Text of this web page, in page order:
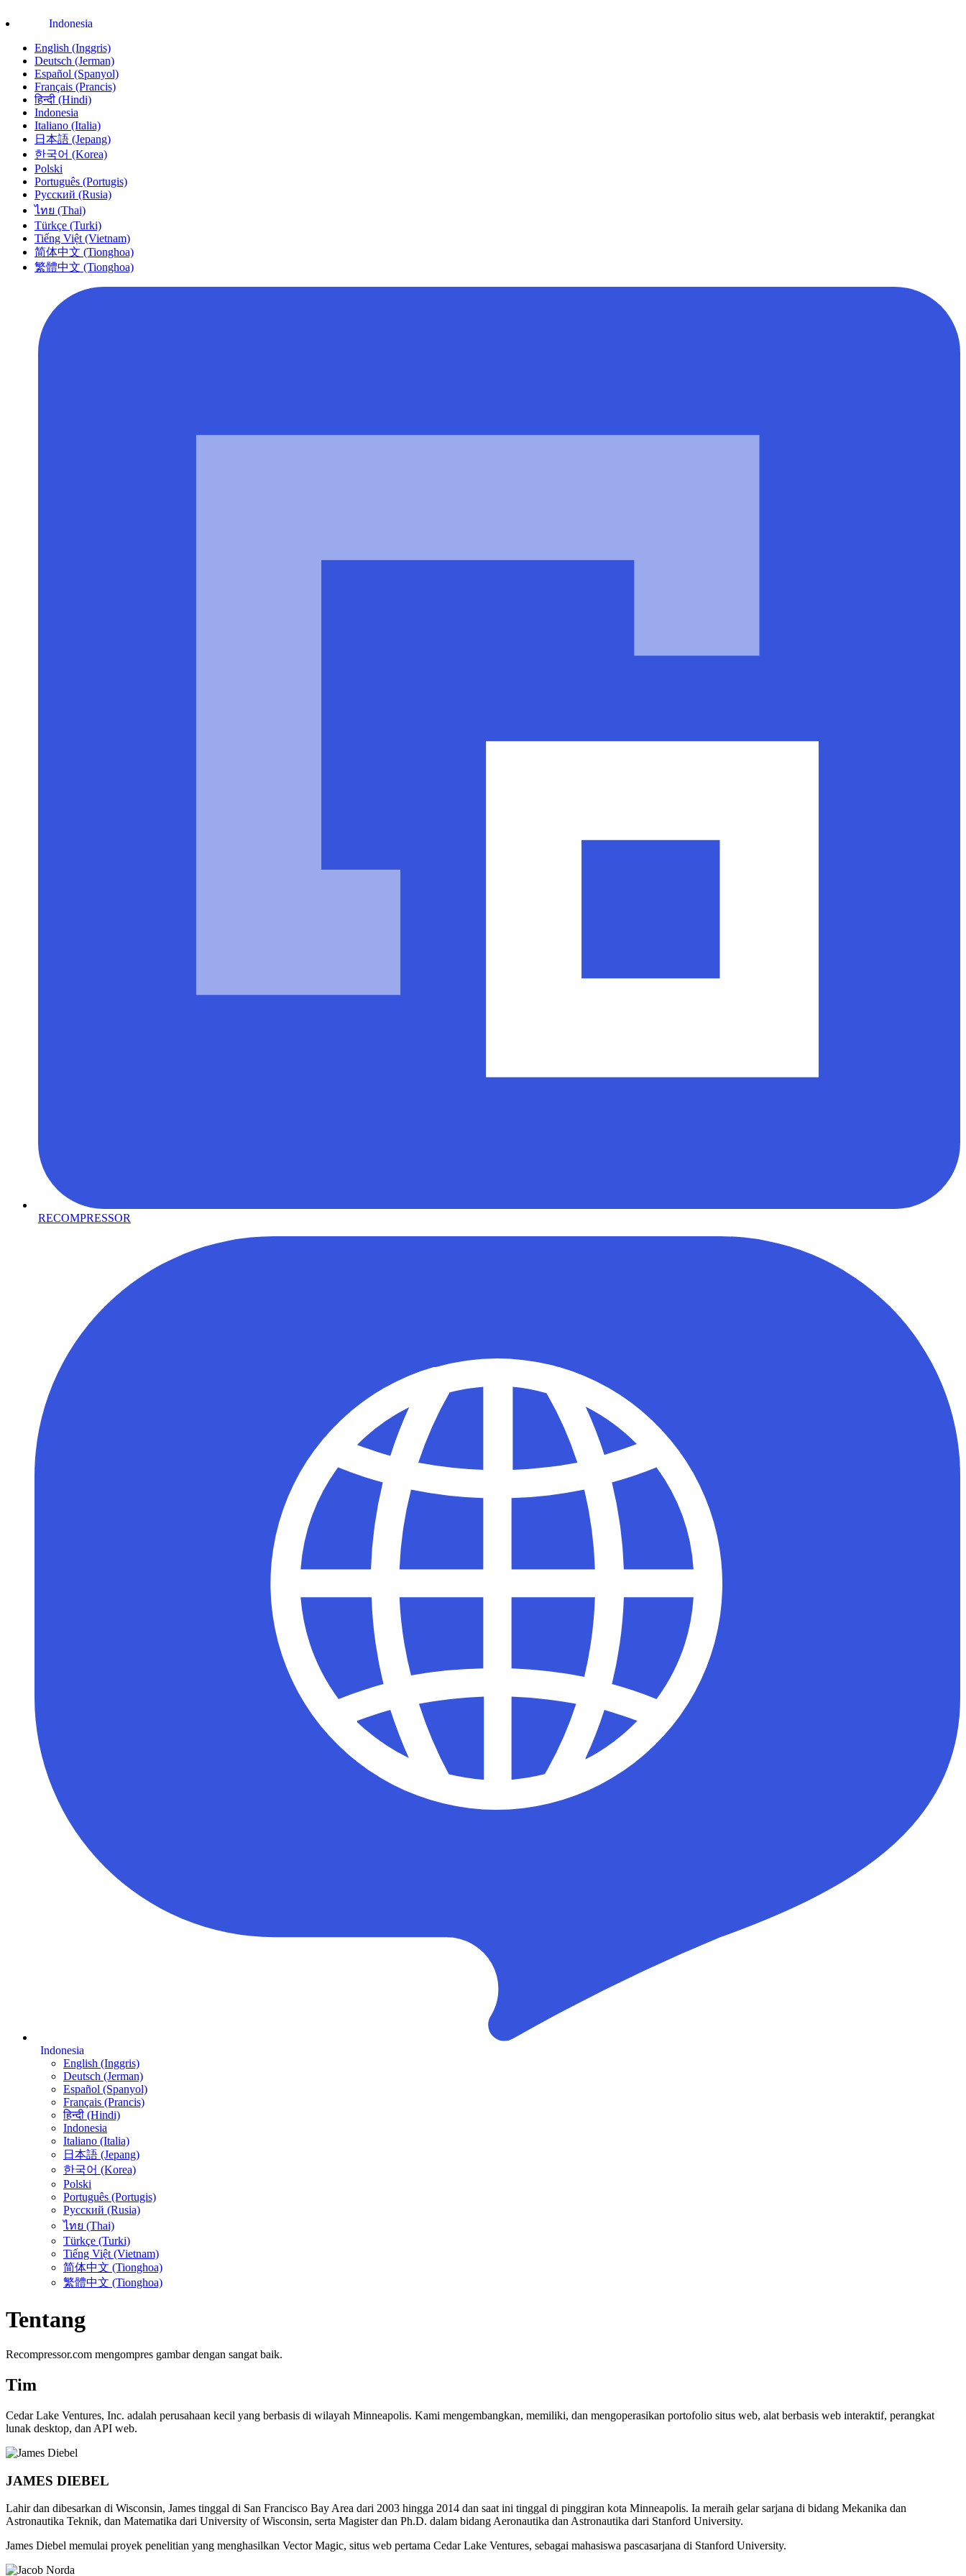
Indonesia
English (Inggris)
Deutsch (Jerman)
Español (Spanyol)
Français (Prancis)
हिन्दी (Hindi)
Indonesia
Italiano (Italia)
日本語 (Jepang)
한국어 (Korea)
Polski
Português (Portugis)
Русский (Rusia)
ไทย (Thai)
Türkçe (Turki)
Tiếng Việt (Vietnam)
简体中文 (Tionghoa)
繁體中文 (Tionghoa)
RECOMPRESSOR
Indonesia
English (Inggris)
Deutsch (Jerman)
Español (Spanyol)
Français (Prancis)
हिन्दी (Hindi)
Indonesia
Italiano (Italia)
日本語 (Jepang)
한국어 (Korea)
Polski
Português (Portugis)
Русский (Rusia)
ไทย (Thai)
Türkçe (Turki)
Tiếng Việt (Vietnam)
简体中文 (Tionghoa)
繁體中文 (Tionghoa)
Tentang
Recompressor.com mengompres gambar dengan sangat baik.
Tim
Cedar Lake Ventures, Inc. adalah perusahaan kecil yang berbasis di wilayah Minneapolis. Kami mengembangkan, memiliki, dan mengoperasikan portofolio situs web, alat berbasis web interaktif, perangkat
lunak desktop, dan API web.
JAMES DIEBEL
Lahir dan dibesarkan di Wisconsin, James tinggal di San Francisco Bay Area dari 2003 hingga 2014 dan saat ini tinggal di pinggiran kota Minneapolis. Ia meraih gelar sarjana di bidang Mekanika dan
Astronautika Teknik, dan Matematika dari University of Wisconsin, serta Magister dan Ph.D. dalam bidang Aeronautika dan Astronautika dari Stanford University.
James Diebel memulai proyek penelitian yang menghasilkan Vector Magic, situs web pertama Cedar Lake Ventures, sebagai mahasiswa pascasarjana di Stanford University.